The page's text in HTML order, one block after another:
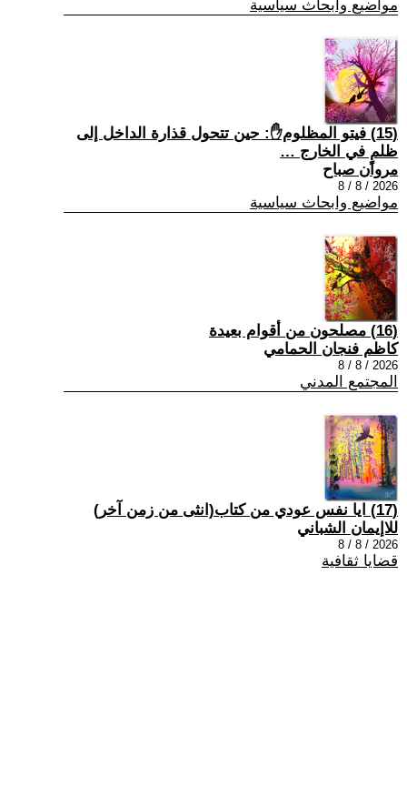
مواضيع وابحاث سياسية
(15) فيتو المظلوم✋: حين تتحول قذارة الداخل إلى
ظلمٍ في الخارج …
مروان صباح
2026 / 8 / 8
مواضيع وابحاث سياسية
(16) مصلحون من أقوام بعيدة
كاظم فنجان الحمامي
2026 / 8 / 8
المجتمع المدني
(17) ايا نفس عودي من كتاب(انثى من زمن آخر)
للاإيمان الشباني
2026 / 8 / 8
قضايا ثقافية